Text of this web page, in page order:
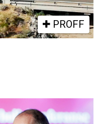
PROFF